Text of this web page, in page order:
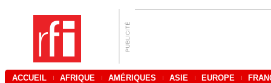
ACCUEIL AFRIQUE AMÉRIQUES ASIE EUROPE